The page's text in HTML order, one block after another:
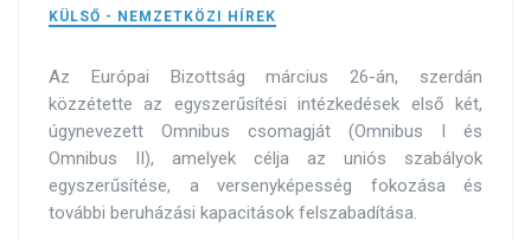
KÜLSŐ - NEMZETKÖZI HÍREK
Az Európai Bizottság március 26-án, szerdán
közzétette az egyszerűsítési intézkedések első két,
úgynevezett Omnibus csomagját (Omnibus I és
Omnibus II), amelyek célja az uniós szabályok
egyszerűsítése, a versenyképesség fokozása és
további beruházási kapacitások felszabadítása.